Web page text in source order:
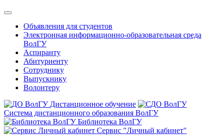
Объявления для студентов
Электронная информационно-образовательная среда
ВолГУ
Аспиранту
Абитуриенту
Сотруднику
Выпускнику
Волонтеру
Дистанционное обучение
Система дистанционного образования ВолГУ
Библиотека ВолГУ
Сервис "Личный кабинет"